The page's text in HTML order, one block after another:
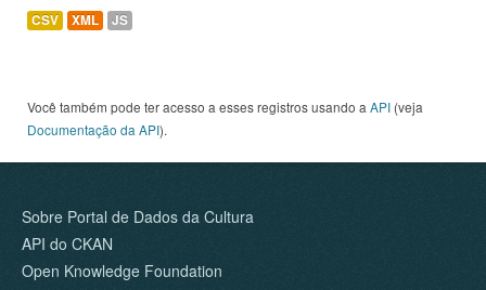
CSV XML JS
Você também pode ter acesso a esses registros usando a API (veja
Documentação da API).
Sobre Portal de Dados da Cultura
API do CKAN
Open Knowledge Foundation